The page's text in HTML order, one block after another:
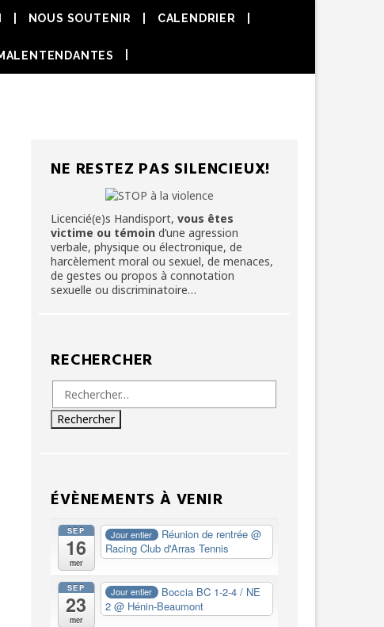
NOUS SOUTENIR CALENDRIER
NE RESTEZ PAS SILENCIEUX!
Licencié(e)s Handisport,vous êtes
victime ou témoin d’une agression
verbale, physique ou électronique, de
harcèlement moral ou sexuel, de menaces,
de gestes ou propos à connotation
sexuelle ou discriminatoire…
RECHERCHER
Rechercher :
ÉVÈNEMENTS À VENIR
SEP
16
mer
Jour entier Réunion de rentrée@
Racing Club d'Arras Tennis
SEP
23
mer
Jour entier
Boccia BC 1-2-4 / NE
2 @ Hénin-Beaumont